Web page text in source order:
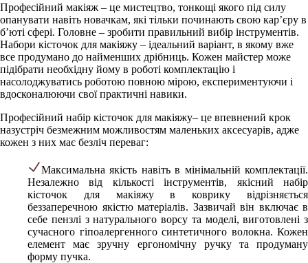
Професійний макіяж – це мистецтво, тонкощі якого під силу
опанувати навіть новачкам, які тільки починають свою кар’єру в
б’юті сфері. Головне – зробити правильний вибір інструментів.
Набори кісточок для макіяжу – ідеальний варіант, в якому вже
все продумано до найменших дрібниць. Кожен майстер може
підібрати необхідну йому в роботі комплектацію і
насолоджуватись роботою повною мірою, експериментуючи і
вдосконалюючи свої практичні навики.
Професійний набір кісточок для макіяжу– це впевнений крок
назустріч безмежним можливостям маленьких аксесуарів, адже
кожен з них має безліч переваг:
Максимальна якість навіть в мінімальній комплектації.
Незалежно від кількості інструментів, якісний набір
кісточок для макіяжу в коврику відрізняється
беззаперечною якістю матеріалів. Зазвичай він включає в
себе пензлі з натурального ворсу та моделі, виготовлені з
сучасного гіпоалергенного синтетичного волокна. Кожен
елемент має зручну ергономічну ручку та продуману
форму пучка.